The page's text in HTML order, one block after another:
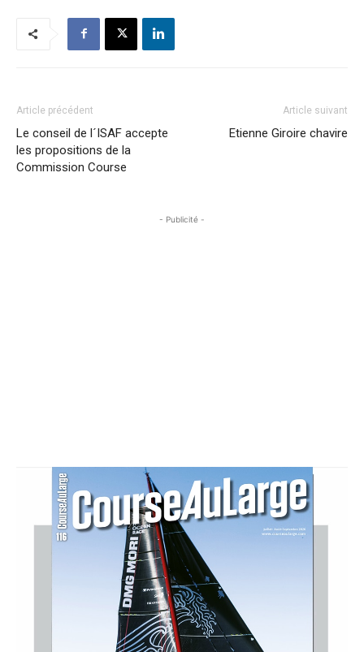
Article précédent
Le conseil de l´ISAF accepte
les propositions de la
Commission Course
Article suivant
Etienne Giroire chavire
- Publicité -